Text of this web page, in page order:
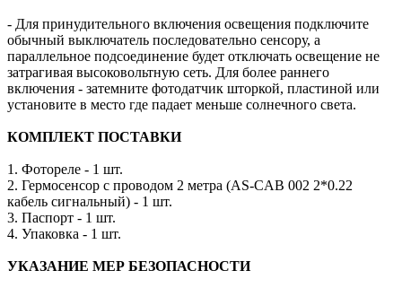
- Для принудительного включения освещения подключите
обычный выключатель последовательно сенсору, а
параллельное подсоединение будет отключать освещение не
затрагивая высоковольтную сеть. Для более раннего
включения - затемните фотодатчик шторкой, пластиной или
установите в место где падает меньше солнечного света.
КОМПЛЕКТ ПОСТАВКИ
1. Фотореле - 1 шт.
2. Гермосенсор с проводом 2 метра (AS-CAB 002 2*0.22
кабель сигнальный) - 1 шт.
3. Паспорт - 1 шт.
4. Упаковка - 1 шт.
УКАЗАНИЕ МЕР БЕЗОПАСНОСТИ